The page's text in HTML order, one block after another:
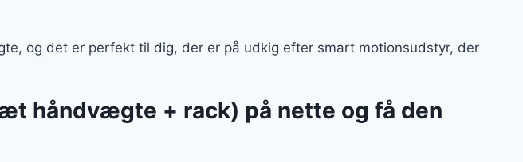
og det er perfekt til dig, der er på udkig efter smart motionsudstyr, der
håndvægte + rack) på nette og få den